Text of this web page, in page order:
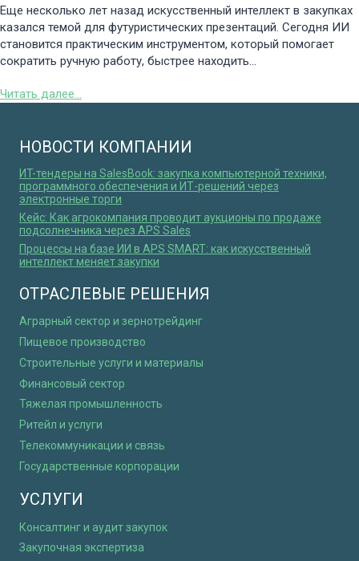
Еще несколько лет назад искусственный интеллект в закупках
казался темой для футуристических презентаций. Сегодня ИИ
становится практическим инструментом, который помогает
сократить ручную работу, быстрее находить...
Читать далее...
НОВОСТИ КОМПАНИИ
ИT-тендеры на SalesBook: закупка компьютерной техники,
программного обеспечения и ИТ-решений через
электронные торги
Кейс: Как агрокомпания проводит аукционы по продаже
подсолнечника через APS Sales
Процессы на базе ИИ в APS SMART: как искусственный
интеллект меняет закупки
ОТРАСЛЕВЫЕ РЕШЕНИЯ
Аграрный сектор и зернотрейдинг
Пищевое производство
Строительные услуги и материалы
Финансовый сектор
Тяжелая промышленность
Ритейл и услуги
Телекоммуникации и связь
Государственные корпорации
УСЛУГИ
Консалтинг и аудит закупок
Закупочная экспертиза